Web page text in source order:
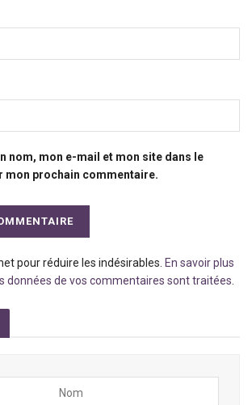
nom, mon e-mail et mon site dans le
mon prochain commentaire.
pour réduire les indésirables. En savoir plus
données de vos commentaires sont traitées